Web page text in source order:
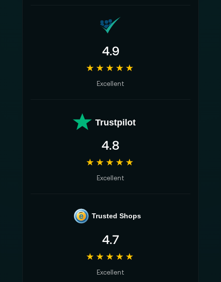
4.9
★★★★★
Excellent
Trustpilot
4.8
★★★★★
Excellent
e Trusted Shops
4.7
★★★★★
Excellent